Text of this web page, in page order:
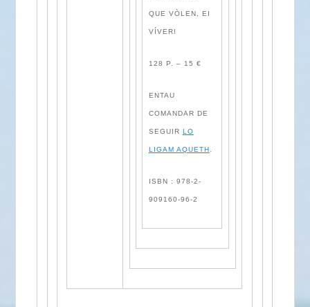
QUE VÒLEN, EI
VÍVER!
128 P. – 15 €
ENTAU
COMANDAR DE
SEGUIR LO
LIGAM AQUETH
ISBN : 978-2-
909160-96-2